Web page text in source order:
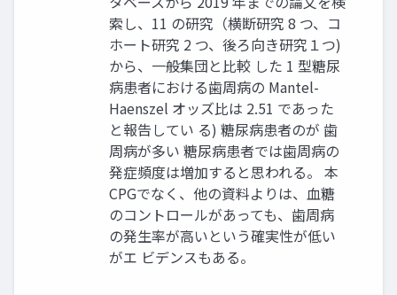
索し、11 の研究（横断研究 8 つ、コ
ホート研究 2 つ、後ろ向き研究１つ)
から、一般集団と比較 した 1 型糖尿
病患者における歯周病の Mantel-
Haenszel オッズ比は 2.51 であった
と報告してい る) 糖尿病患者のが 歯
周病が多い 糖尿病患者では歯周病の
発症頻度は増加すると思われる。 本
CPGでなく、他の資料よりは、血糖
のコントロールがあっても、歯周病
の発生率が高いという確実性が低い
がエ ビデンスもある。